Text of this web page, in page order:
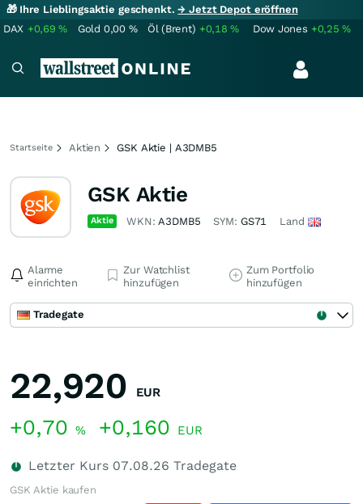
🎁 Ihre Lieblingsaktie geschenkt.→ Jetzt Depot eröffnen
DAX +0,69% Gold 0,00 % Öl (Brent) +0,18% Dow Jones +0,25%
Startseite Aktien GSK Aktie | A3DMB5
GSK Aktie
Aktie WKN:A3DMB5 SYM: GS71 Land
Alarme
einrichten
Zur Watchlist
hinzufügen
Zum Portfolio
hinzufügen
Tradegate
22,920 EUR
+0,70 % +0,160 EUR
Letzter Kurs 07.08.26 Tradegate
GSK Aktie kaufen